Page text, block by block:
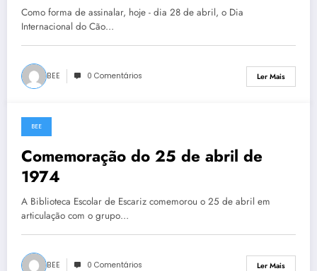
Como forma de assinalar, hoje - dia 28 de abril, o Dia
Internacional do Cão…
BEE 0 Comentários Ler Mais
26 de Abril, 2021
BEE
Comemoração do 25 de abril de
1974
A Biblioteca Escolar de Escariz comemorou o 25 de abril em
articulação com o grupo…
BEE 0 Comentários Ler Mais